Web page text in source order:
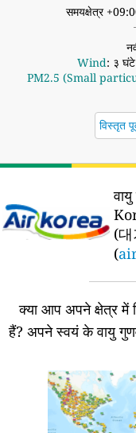
समयक्षेत्र
Wind: ३
PM2.5 (Small
विस्तृत
वायु
(
(
क्या आप अपने क्षेत्र में
हैं? अपने स्वयं के वायु